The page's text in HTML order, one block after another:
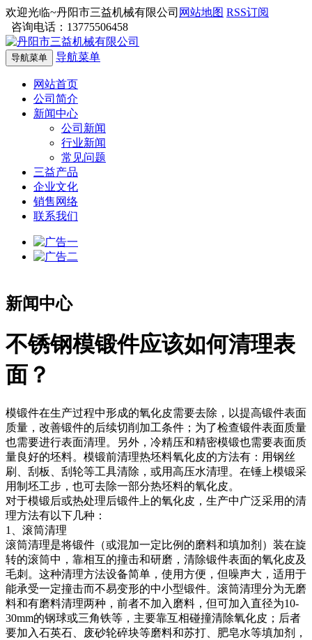
欢迎光临~丹阳市三益机械有限公司 网站地图 RSS订阅
咨询电话：13775506458
导航菜单 导航菜单
网站首页
公司简介
新闻中心
公司新闻
行业新闻
常见问题
三益产品
企业文化
销售网络
联系我们
新闻中心
不锈钢模锻件应该如何清理表
面？
模锻件在生产过程中形成的氧化皮需要去除，以提高锻件表面
质量，改善锻件的后续切削加工条件；为了检查锻件表面质量
也需要进行表面清理。另外，冷精压和精密模锻也需要表面质
量良好的坯料。模锻前清理热坯料氧化皮的方法有：用钢丝
刷、刮板、刮轮等工具清除，或用高压水清理。在锤上模锻采
用制坯工步，也可去除一部分热坯料的氧化皮。
对于模锻后或热处理后锻件上的氧化皮，生产中广泛采用的清
理方法有以下几种：
1、滚筒清理
滚筒清理是将锻件（或混加一定比例的磨料和填加剂）装在旋
转的滚筒中，靠相互的撞击和研磨，清除锻件表面的氧化皮及
毛刺。这种清理方法设备简单，使用方便，但噪声大，适用于
能承受一定撞击而不易变形的中小型锻件。滚筒清理分为无磨
料和有磨料清理两种，前者不加入磨料，但可加入直径为10-
30mm的钢球或三角铁等，主要靠互相碰撞清除氧化皮；后者
要加入石英石、废砂轮碎块等磨料和苏打、肥皂水等填加剂，